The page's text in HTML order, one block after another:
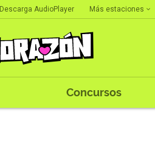
Descarga AudioPlayer Más estaciones
Concursos